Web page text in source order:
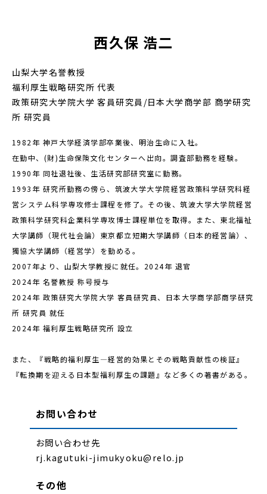
西久保 浩二
山梨大学名誉教授
福利厚生戦略研究所 代表
政策研究大学院大学 客員研究員/日本大学商学部 商学研究
所 研究員
1982年 神戸大学経済学部卒業後、明治生命に入社。
在勤中、(財)生命保険文化センターへ出向。調査部勤務を経験。
1990年 同社退社後、生活研究部研究室に勤務。
1993年 研究所勤務の傍ら、筑波大学大学院経営政策科学研究科経
営システム科学専攻修士課程を修了。その後、筑波大学大学院経営
政策科学研究科企業科学専攻博士課程単位を取得。また、東北福祉
大学講師（現代社会論）東京都立短期大学講師（日本的経営論）、
獨協大学講師（経営学）を勤める。
2007年より、山梨大学教授に就任。2024年 退官
2024年 名誉教授 称号授与
2024年 政策研究大学院大学 客員研究員、日本大学商学部商学研究
所 研究員 就任
2024年 福利厚生戦略研究所 設立
また、『戦略的福利厚生—経営的効果とその戦略貢献性の検証』
『転換期を迎える日本型福利厚生の課題』など多くの著書がある。
お問い合わせ
お問い合わせ先
rj.kagutuki-jimukyoku@relo.jp
その他